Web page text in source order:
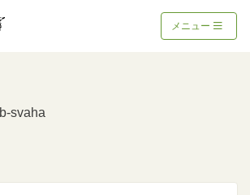
メニュー
b-svaha